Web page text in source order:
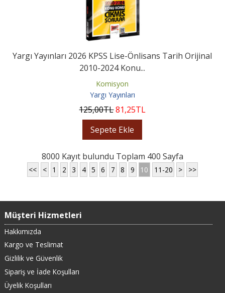
Yargı Yayınları 2026 KPSS Lise-Önlisans Tarih Orijinal
2010-2024 Konu...
Komisyon
Yargı Yayınları
125,00TL81,25TL
Sepete Ekle
8000 Kayıt bulundu Toplam 400 Sayfa
<< < 1 2 3 4 5 6 7 8 9 10 11-20 > >>
Müşteri Hizmetleri
Hakkımızda
Kargo ve Teslimat
Gizlilik ve Güvenlik
Sipariş ve İade Koşulları
Üyelik Koşulları